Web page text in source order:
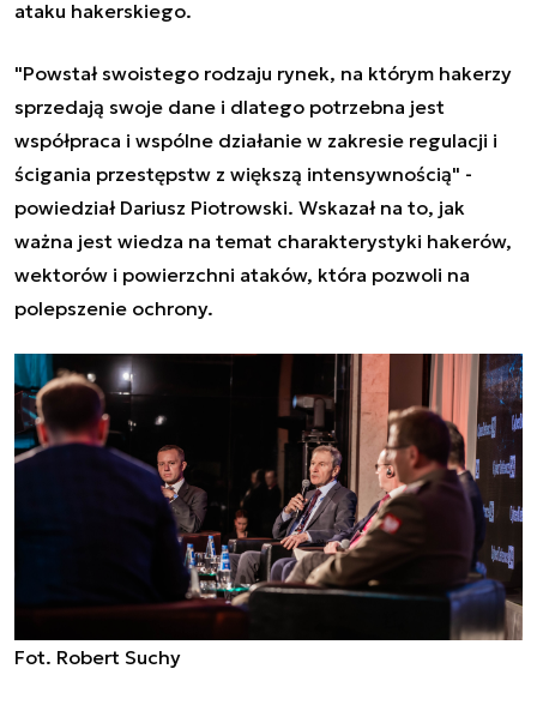
ataku hakerskiego.
"Powstał swoistego rodzaju rynek, na którym hakerzy
sprzedają swoje dane i dlatego potrzebna jest
współpraca i wspólne działanie w zakresie regulacji i
ścigania przestępstw z większą intensywnością" -
powiedział Dariusz Piotrowski. Wskazał na to, jak
ważna jest wiedza na temat charakterystyki hakerów,
wektorów i powierzchni ataków, która pozwoli na
polepszenie ochrony.
Fot. Robert Suchy